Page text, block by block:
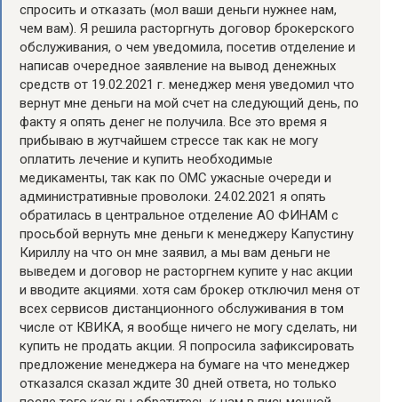
спросить и отказать (мол ваши деньги нужнее нам,
чем вам). Я решила расторгнуть договор брокерского
обслуживания, о чем уведомила, посетив отделение и
написав очередное заявление на вывод денежных
средств от 19.02.2021 г. менеджер меня уведомил что
вернут мне деньги на мой счет на следующий день, по
факту я опять денег не получила. Все это время я
прибываю в жутчайшем стрессе так как не могу
оплатить лечение и купить необходимые
медикаменты, так как по ОМС ужасные очереди и
административные проволоки. 24.02.2021 я опять
обратилась в центральное отделение АО ФИНАМ с
просьбой вернуть мне деньги к менеджеру Капустину
Кириллу на что он мне заявил, а мы вам деньги не
выведем и договор не расторгнем купите у нас акции
и вводите акциями. хотя сам брокер отключил меня от
всех сервисов дистанционного обслуживания в том
числе от КВИКА, я вообще ничего не могу сделать, ни
купить не продать акции. Я попросила зафиксировать
предложение менеджера на бумаге на что менеджер
отказался сказал ждите 30 дней ответа, но только